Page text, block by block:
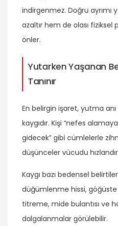
indirgenmez. Doğru ayrımı
azaltır hem de olası fiziksel
önler.
Yutarken Yaşanan
Tanınır
En belirgin işaret, yutma anı
kaygıdır. Kişi “nefes
gidecek” gibi cümlelerle
düşünceler vücudu
Kaygı bazı bedensel
düğümlenme hissi, göğüste
titreme, mide bulantısı ve
dalgalanmalar görülebilir.